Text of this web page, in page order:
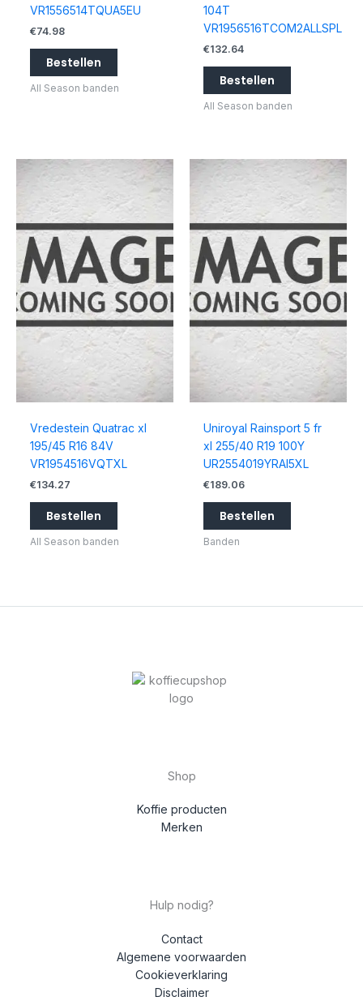
VR1556514TQUA5EU
€74.98
Bestellen
All Season banden
104T
VR1956516TCOM2ALLSPL
€132.64
Bestellen
All Season banden
Vredestein Quatrac xl
195/45 R16 84V
VR1954516VQTXL
€134.27
Bestellen
All Season banden
Uniroyal Rainsport 5 fr
xl 255/40 R19 100Y
UR2554019YRAI5XL
€189.06
Bestellen
Banden
Shop
Koffie producten
Merken
Hulp nodig?
Contact
Algemene voorwaarden
Cookieverklaring
Disclaimer